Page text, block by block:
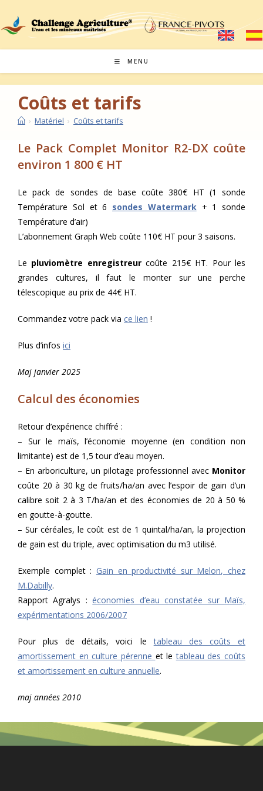
content
MENU
Coûts et tarifs
› Matériel › Coûts et tarifs
Le Pack Complet Monitor R2-DX coûte
environ 1 800 € HT
Le pack de sondes de base coûte 380€ HT (1 sonde
Température Sol et 6 sondes Watermark+ 1 sonde
Température d’air)
L’abonnement Graph Web coûte 110€ HT pour 3 saisons.
Le pluviomètre enregistreurcoûte 215€ HT. Pour les
grandes cultures, il faut le monter sur une perche
télescopique au prix de 44€ HT.
Commandez votre pack via ce lien !
Plus d’infos ici
Maj janvier 2025
Calcul des économies
Retour d’expérience chiffré :
– Sur le maïs, l’économie moyenne (en condition non
limitante) est de 1,5 tour d’eau moyen.
– En arboriculture, un pilotage professionnel avec Monitor
coûte 20 à 30 kg de fruits/ha/an avec l’espoir de gain d’un
calibre soit 2 à 3 T/ha/an et des économies de 20 à 50 %
en goutte-à-goutte.
– Sur céréales, le coût est de 1 quintal/ha/an, la projection
de gain est du triple, avec optimisation du m3 utilisé.
Exemple complet : Gain en productivité sur Melon, chez
M.Dabilly.
Rapport Agralys :économies d’eau constatée sur Maïs,
expérimentations 2006/2007
Pour plus de détails, voici letableau des coûts et
amortissement en culture pérenne et letableau des coûts
et amortissement en culture annuelle.
maj années 2010